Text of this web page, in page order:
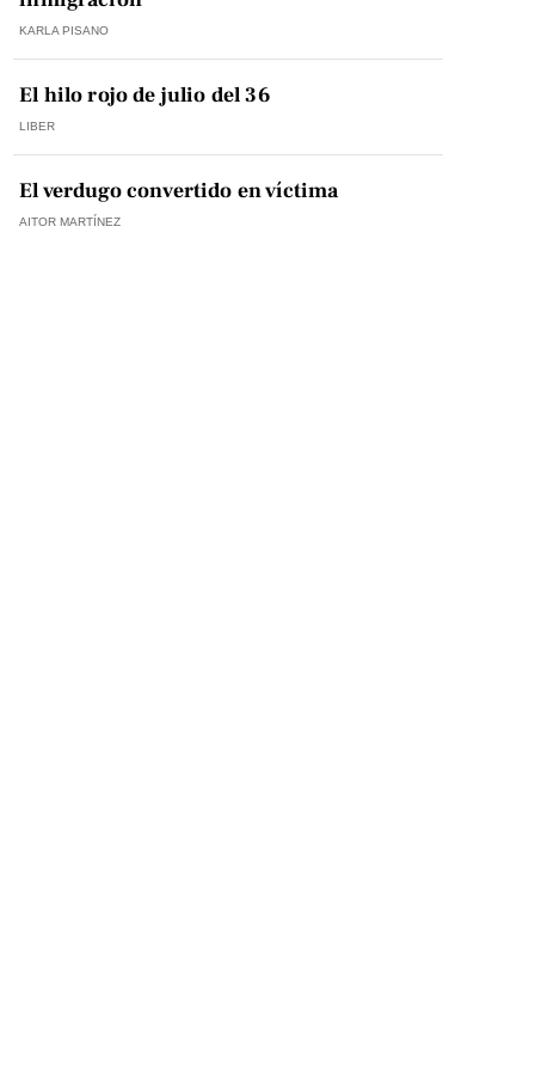
KARLA PISANO
El hilo rojo de julio del 36
LIBER
El verdugo convertido en víctima
AITOR MARTÍNEZ